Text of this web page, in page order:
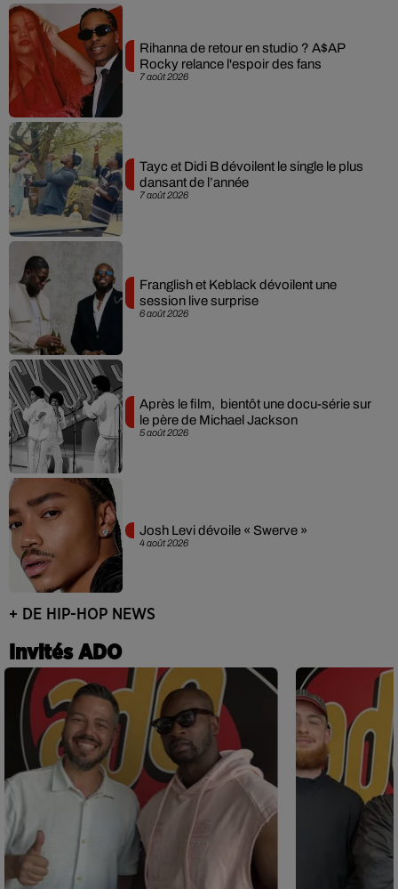
7 août 2026
Rihanna de retour en studio ? A$AP
Rocky relance l'espoir des fans
7 août 2026
Tayc et Didi B dévoilent le single le plus
dansant de l’année
6 août 2026
Franglish et Keblack dévoilent une
session live surprise
5 août 2026
Après le film, bientôt une docu-série sur
le père de Michael Jackson
4 août 2026
Josh Levi dévoile « Swerve »
+ DE HIP-HOP NEWS
Invités ADO